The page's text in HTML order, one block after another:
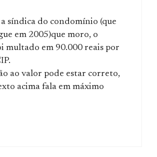
síndica do condomínio (que
em 2005)que moro, o
multado em 90.000 reais por
ao valor pode estar correto,
acima fala em máximo